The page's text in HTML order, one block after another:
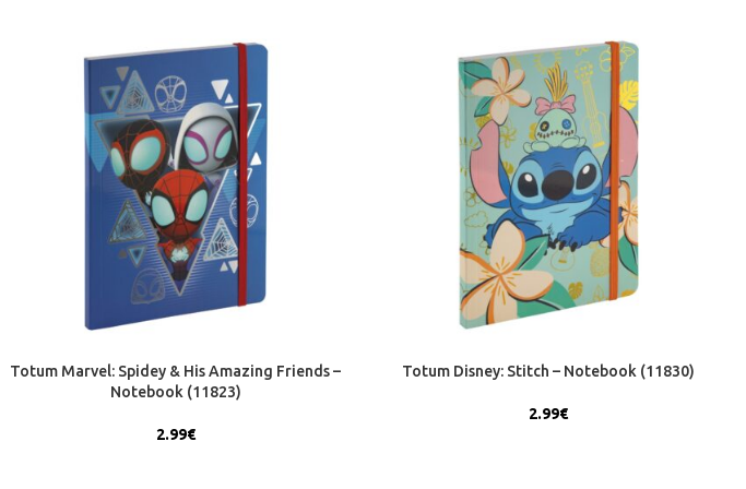
Totum Marvel: Spidey & His Amazing Friends –
Notebook (11823)
2.99€
Totum Disney: Stitch – Notebook (11830)
2.99€